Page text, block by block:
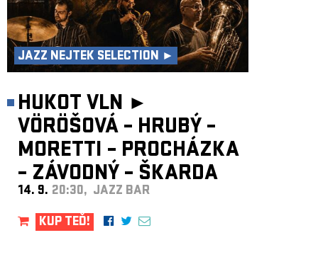
JAZZ NEJTEK SELECTION ►
HUKOT VLN ►
VÖRÖŠOVÁ – HRUBÝ –
MORETTI – PROCHÁZKA
– ZÁVODNÝ – ŠKARDA
14. 9. 20:30, JAZZ BAR
KUP TEĎ!